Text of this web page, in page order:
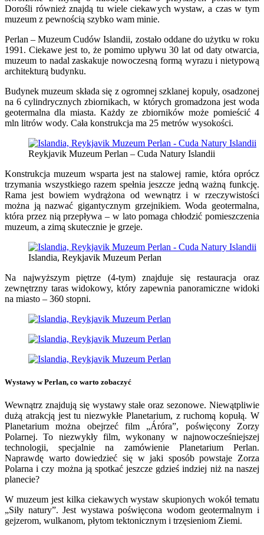
Dorośli również znajdą tu wiele ciekawych wystaw, a czas w tym
muzeum z pewnością szybko wam minie.
Perlan – Muzeum Cudów Islandii, zostało oddane do użytku w roku
1991. Ciekawe jest to, że pomimo upływu 30 lat od daty otwarcia,
muzeum to nadal zaskakuje nowoczesną formą wyrazu i nietypową
architekturą budynku.
Budynek muzeum składa się z ogromnej szklanej kopuły, osadzonej
na 6 cylindrycznych zbiornikach, w których gromadzona jest woda
geotermalna dla miasta. Każdy ze zbiorników może pomieścić 4
mln litrów wody. Cała konstrukcja ma 25 metrów wysokości.
Reykjavik Muzeum Perlan – Cuda Natury Islandii
Konstrukcja muzeum wsparta jest na stalowej ramie, która oprócz
trzymania wszystkiego razem spełnia jeszcze jedną ważną funkcję.
Rama jest bowiem wydrążona od wewnątrz i w rzeczywistości
można ją nazwać gigantycznym grzejnikiem. Woda geotermalna,
która przez nią przepływa – w lato pomaga chłodzić pomieszczenia
muzeum, a zimą skutecznie je grzeje.
Islandia, Reykjavik Muzeum Perlan
Na najwyższym piętrze (4-tym) znajduje się restauracja oraz
zewnętrzny taras widokowy, który zapewnia panoramiczne widoki
na miasto – 360 stopni.
Wystawy w Perlan, co warto zobaczyć
Wewnątrz znajdują się wystawy stałe oraz sezonowe. Niewątpliwie
dużą atrakcją jest tu niezwykłe Planetarium, z ruchomą kopułą. W
Planetarium można obejrzeć film „Áróra”, poświęcony Zorzy
Polarnej. To niezwykły film, wykonany w najnowocześniejszej
technologii, specjalnie na zamówienie Planetarium Perlan.
Naprawdę warto dowiedzieć się w jaki sposób powstaje Zorza
Polarna i czy można ją spotkać jeszcze gdzieś indziej niż na naszej
planecie?
W muzeum jest kilka ciekawych wystaw skupionych wokół tematu
„Siły natury”. Jest wystawa poświęcona wodom geotermalnym i
gejzerom, wulkanom, płytom tektonicznym i trzęsieniom Ziemi.